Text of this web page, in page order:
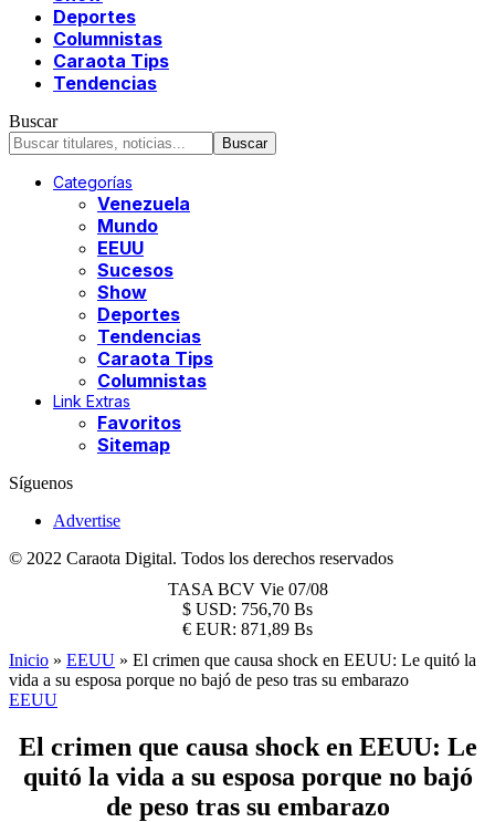
Deportes
Columnistas
Caraota Tips
Tendencias
Buscar
Categorías
Venezuela
Mundo
EEUU
Sucesos
Show
Deportes
Tendencias
Caraota Tips
Columnistas
Link Extras
Favoritos
Sitemap
Síguenos
Advertise
© 2022 Caraota Digital. Todos los derechos reservados
TASA BCV Vie 07/08
$ USD: 756,70 Bs
€ EUR: 871,89 Bs
Inicio » EEUU » El crimen que causa shock en EEUU: Le quitó la
vida a su esposa porque no bajó de peso tras su embarazo
EEUU
El crimen que causa shock en EEUU: Le
quitó la vida a su esposa porque no bajó
de peso tras su embarazo